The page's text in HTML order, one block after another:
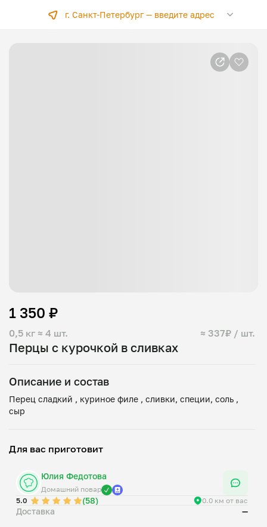
г. Санкт-Петербург —введите адрес
Перцы с курочкой в сливках
0,5 кг ≈ 4 шт. ≈ 337₽ / шт.
1 350 ₽
Описание и состав
Перец сладкий , куриное филе , сливки, специи, соль ,
Для вас приготовит
Юлия Федотова
Домашний повар
5.0
(58) 0.0 км от вас
Доставка —